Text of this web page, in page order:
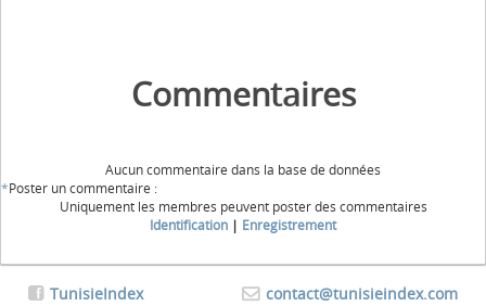
Commentaires
Aucun commentaire dans la base de données
*Poster un commentaire :
Uniquement les membres peuvent poster des commentaires
Identification | Enregistrement
contact@tunisieindex.com
TunisieIndex